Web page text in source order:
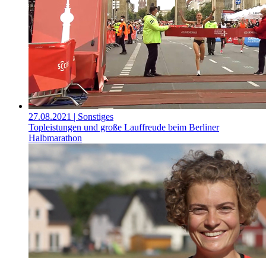
27.08.2021 | Sonstiges
Topleistungen und große Lauffreude beim Berliner
Halbmarathon